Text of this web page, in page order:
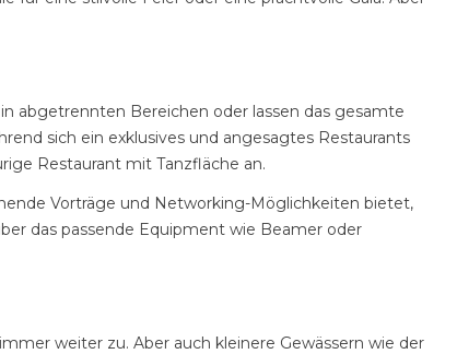
abgetrennten Bereichen oder lassen das gesamte
sich ein exklusives und angesagtes Restaurants
Restaurant mit Tanzfläche an.
Vorträge und Networking-Möglichkeiten bietet,
das passende Equipment wie Beamer oder
weiter zu. Aber auch kleinere Gewässern wie der